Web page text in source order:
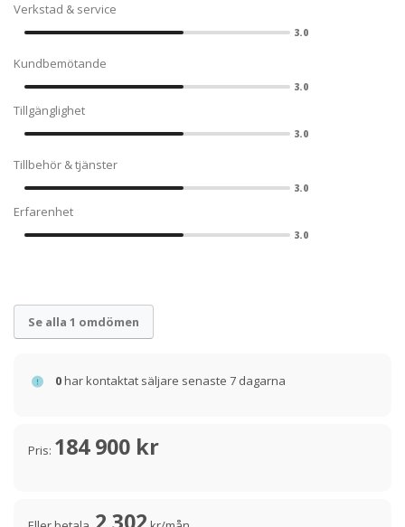
Verkstad & service
3.0
Kundbemötande
3.0
Tillgänglighet
3.0
Tillbehör & tjänster
3.0
Erfarenhet
3.0
Se alla 1 omdömen
0har kontaktat säljare senaste 7 dagarna
Pris: 184 900 kr